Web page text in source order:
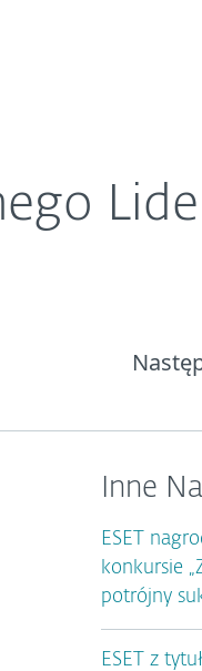
Inne
ESET
konkursie
potrójny
ESET z